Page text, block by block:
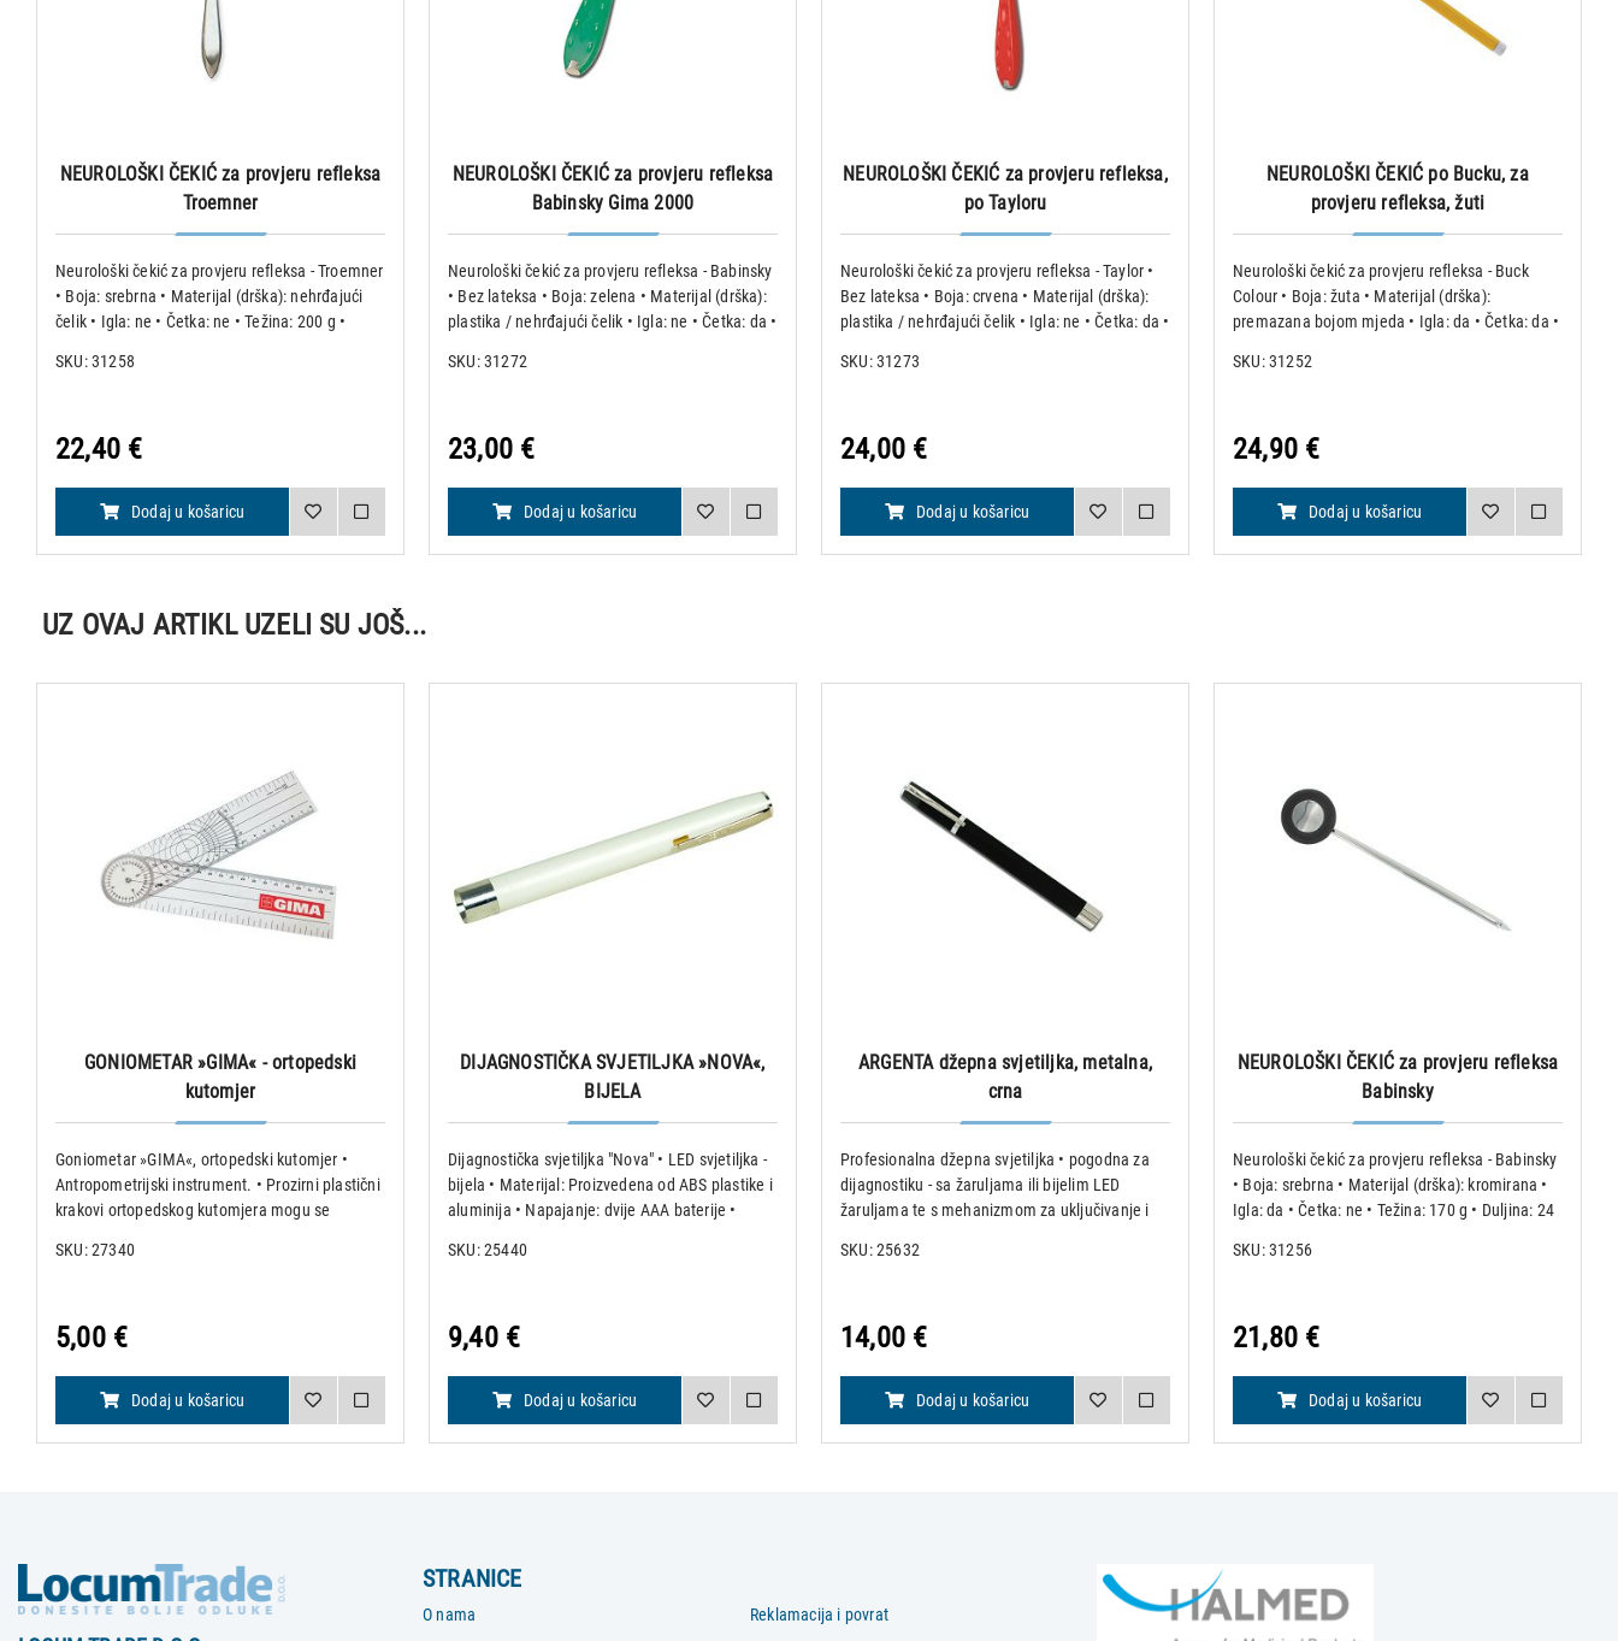
NEUROLOŠKI ČEKIĆ za provjeru refleksa
Troemner
Neurološki čekić za provjeru refleksa - Troemner
• Boja: srebrna • Materijal (drška): nehrđajući
čelik • Igla: ne • Četka: ne • Težina: 200 g •
SKU: 31258
22,40 €
Dodaj u košaricu
NEUROLOŠKI ČEKIĆ za provjeru refleksa
Babinsky Gima 2000
Neurološki čekić za provjeru refleksa - Babinsky
• Bez lateksa • Boja: zelena • Materijal (drška):
plastika / nehrđajući čelik • Igla: ne • Četka: da •
SKU: 31272
23,00 €
Dodaj u košaricu
NEUROLOŠKI ČEKIĆ za provjeru refleksa,
po Tayloru
Neurološki čekić za provjeru refleksa - Taylor •
Bez lateksa • Boja: crvena • Materijal (drška):
plastika / nehrđajući čelik • Igla: ne • Četka: da •
SKU: 31273
24,00 €
Dodaj u košaricu
NEUROLOŠKI ČEKIĆ po Bucku, za
provjeru refleksa, žuti
Neurološki čekić za provjeru refleksa - Buck
Colour • Boja: žuta • Materijal (drška):
premazana bojom mjeda • Igla: da • Četka: da •
SKU: 31252
24,90 €
Dodaj u košaricu
UZ OVAJ ARTIKL UZELI SU JOŠ...
GONIOMETAR »GIMA« - ortopedski
kutomjer
Goniometar »GIMA«, ortopedski kutomjer •
Antropometrijski instrument. • Prozirni plastični
krakovi ortopedskog kutomjera mogu se
rotirati za 360°. • Tri skale kalibrirane prema ISO
SKU: 27340
5,00 €
Dodaj u košaricu
DIJAGNOSTIČKA SVJETILJKA »NOVA«,
BIJELA
Dijagnostička svjetiljka "Nova" • LED svjetiljka -
bijela • Materijal: Proizvedena od ABS plastike i
aluminija • Napajanje: dvije AAA baterije •
SKU: 25440
9,40 €
Dodaj u košaricu
ARGENTA džepna svjetiljka, metalna,
crna
Profesionalna džepna svjetiljka • pogodna za
dijagnostiku - sa žaruljama ili bijelim LED
žaruljama te s mehanizmom za uključivanje i
Elegance: anodizirani aluminij • Nova: ABS
SKU: 25632
14,00 €
Dodaj u košaricu
NEUROLOŠKI ČEKIĆ za provjeru refleksa
Babinsky
Neurološki čekić za provjeru refleksa - Babinsky
• Boja: srebrna • Materijal (drška): kromirana •
Igla: da • Četka: ne • Težina: 170 g • Duljina: 24
SKU: 31256
21,80 €
Dodaj u košaricu
STRANICE
O nama Reklamacija i povrat